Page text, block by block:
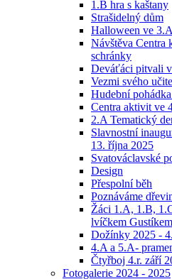
1.B hra s kaštany
Strašidelný dům
Halloween ve
Návštěva Centra
schránky
Deváťáci pitvali
Vezmi svého
Hudební
Centra aktivit ve
2.A Tematický
Slavnostní
13. října 2025
Svatováclavské
Design
Přespolní běh
Poznáváme
Žáci 1.A, 1.B,
lvíčkem Gustíkem
Dožínky 2025 -
4.A a 5.A-
Čtyřboj 4.r. září
Fotogalerie 2024 - 2025